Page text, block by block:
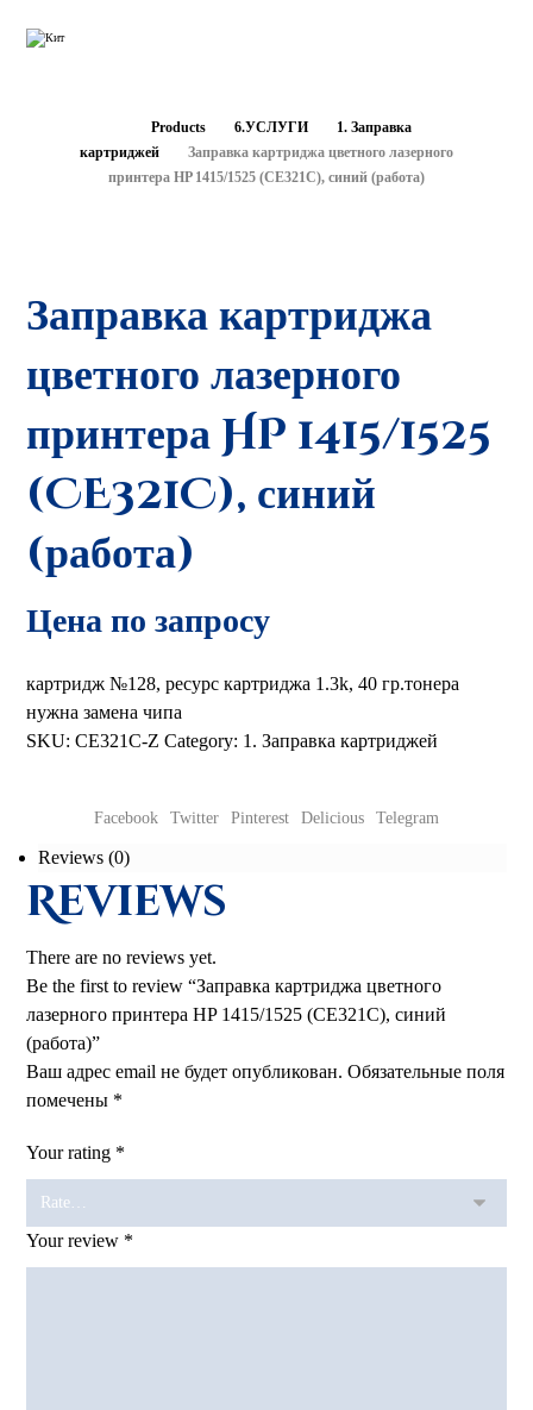
Products 6.УСЛУГИ
1. Заправка
картриджей
Заправка картриджа цветного лазерного
принтера HP 1415/1525 (CE321C), синий (работа)
Заправка картриджа
цветного лазерного
принтера HP 1415/1525
(CE321C), синий
(работа)
Цена по запросу
картридж №128, ресурс картриджа 1.3k, 40 гр.тонера
нужна замена чипа
SKU:CE321C-Z Category: 1. Заправка картриджей
Facebook Twitter Pinterest Delicious Telegram
Reviews (0)
Reviews
There are no reviews yet.
Be the first to review “Заправка картриджа цветного
лазерного принтера HP 1415/1525 (CE321C), синий
(работа)”
Ваш адрес email не будет опубликован. Обязательные поля
помечены *
Your rating *
Your review *